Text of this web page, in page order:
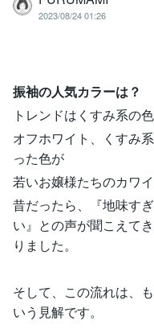
2023/08/24 01:26
振袖の人気カラーは？
トレンドはくすみ系の色
オフホワイト、くすみ
った色が
若いお嬢様たちのカワ
昔だったら、『地味す
い』との声が聞こえて
りました。
そして、この流れは、
いう見解です。